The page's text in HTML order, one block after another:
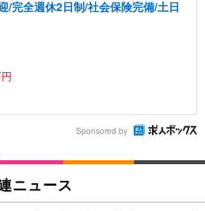
/完全週休2日制/社会保険完備/土日
Sponsored by
ニュース